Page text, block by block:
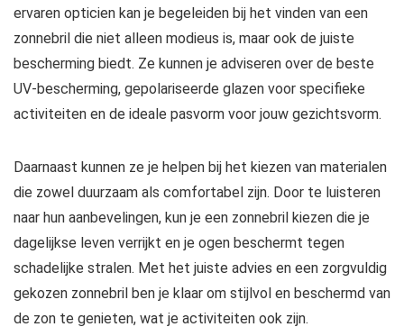
ervaren opticien kan je begeleiden bij het vinden van een
zonnebril die niet alleen modieus is, maar ook de juiste
bescherming biedt. Ze kunnen je adviseren over de beste
UV-bescherming, gepolariseerde glazen voor specifieke
activiteiten en de ideale pasvorm voor jouw gezichtsvorm.
Daarnaast kunnen ze je helpen bij het kiezen van materialen
die zowel duurzaam als comfortabel zijn. Door te luisteren
naar hun aanbevelingen, kun je een zonnebril kiezen die je
dagelijkse leven verrijkt en je ogen beschermt tegen
schadelijke stralen. Met het juiste advies en een zorgvuldig
gekozen zonnebril ben je klaar om stijlvol en beschermd van
de zon te genieten, wat je activiteiten ook zijn.